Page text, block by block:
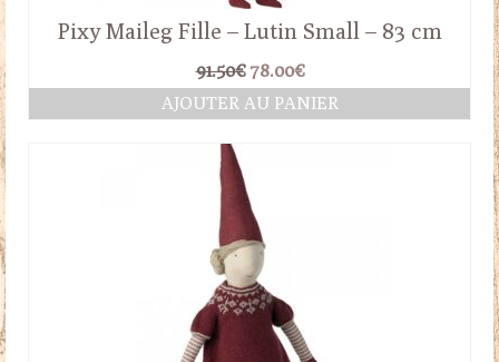
Pixy Maileg Fille – Lutin Small – 83 cm
91.50€ Le
prix
initial
78.00€Le
prix
actuel
AJOUTER AU PANIER